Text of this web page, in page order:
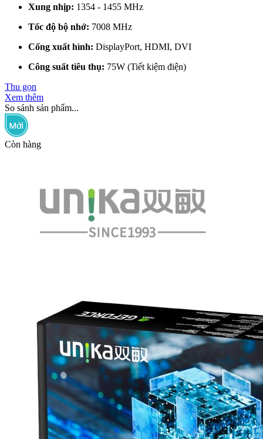
Xung nhịp: 1354 - 1455 MHz
Tốc độ bộ nhớ: 7008 MHz
Cổng xuất hình: DisplayPort, HDMI, DVI
Công suất tiêu thụ: 75W (Tiết kiệm điện)
Thu gọn
Xem thêm
So sánh sản phẩm...
Còn hàng